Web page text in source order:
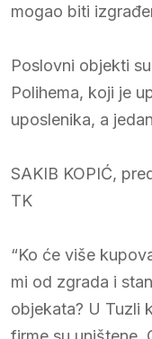
mogao biti
Poslovni objekti
Polihema, koji je
uposlenika, a
SAKIB KOPIĆ,
TK
“Ko će više
mi od zgrada i
objekata? U Tuzli